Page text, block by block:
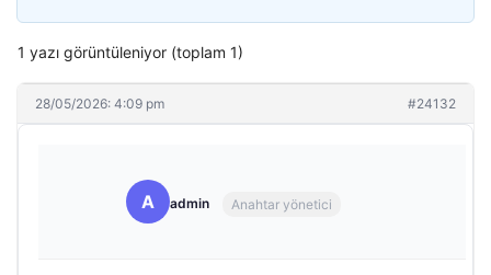
1 yazı görüntüleniyor (toplam 1)
28/05/2026: 4:09 pm #24132
A admin Anahtar yönetici